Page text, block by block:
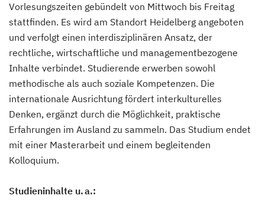
Vorlesungszeiten gebündelt von Mittwoch bis Freitag
stattfinden. Es wird am Standort Heidelberg angeboten
und verfolgt einen interdisziplinären Ansatz, der
rechtliche, wirtschaftliche und managementbezogene
Inhalte verbindet. Studierende erwerben sowohl
methodische als auch soziale Kompetenzen. Die
internationale Ausrichtung fördert interkulturelles
Denken, ergänzt durch die Möglichkeit, praktische
Erfahrungen im Ausland zu sammeln. Das Studium endet
mit einer Masterarbeit und einem begleitenden
Kolloquium.
Studieninhalte u. a.: